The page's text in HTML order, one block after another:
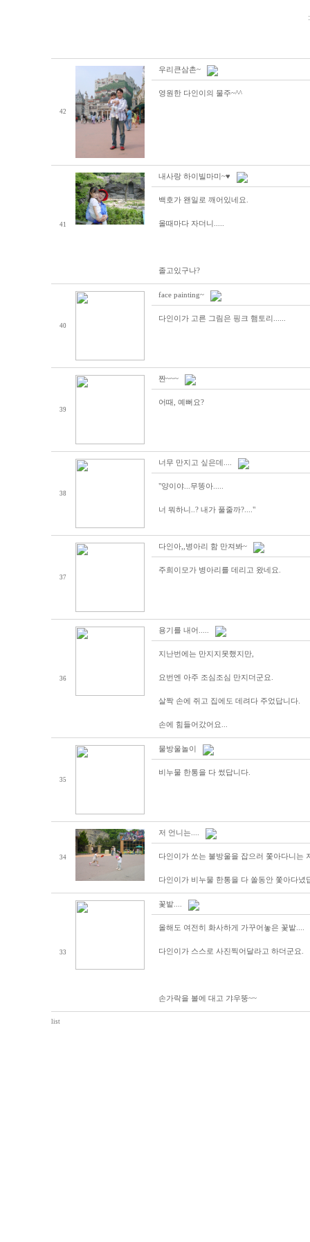
42
우리큰삼촌~
영원한 다인이의 물주~^^
41
내사랑 하이빌마미~♥
백호가 왠일로 깨어있네요.
올때마다 자더니.....
졸고있구나?
40
face painting~
다인이가 고른 그림은 핑크 햄토리......
39
짠~~~
어때, 예뻐요?
38
너무 만지고 싶은데....
"양이야...무똥아.....
너 뭐하니..? 내가 풀줄까?...."
37
다인아,,병아리 함 만져봐~
주희이모가 병아리를 데리고 왔네요.
36
용기를 내어.....
지난번에는 만지지못했지만,
요번엔 아주 조심조심 만지더군요.
살짝 손에 쥐고 집에도 데려다 주었답니다.
손에 힘들어갔어요...
35
물방울놀이
비누물 한통을 다 썼답니다.
34
저 언니는....
다인이가 쏘는 불방울을 잡으러 쫓아다니는
다인이가 비누물 한통을 다 쏠동안 쫓아다녔
33
꽃밭....
올해도 여전히 화사하게 가꾸어놓은 꽃밭....
다인이가 스스로 사진찍어달라고 하더군요.
손가락을 볼에 대고 갸우뚱~~
list